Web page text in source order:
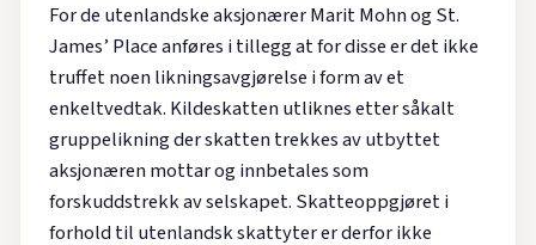
For de utenlandske aksjonærer Marit Mohn og St.
James’ Place anføres i tillegg at for disse er det ikke
truffet noen likningsavgjørelse i form av et
enkeltvedtak. Kildeskatten utliknes etter såkalt
gruppelikning der skatten trekkes av utbyttet
aksjonæren mottar og innbetales som
forskuddstrekk av selskapet. Skatteoppgjøret i
forhold til utenlandsk skattyter er derfor ikke